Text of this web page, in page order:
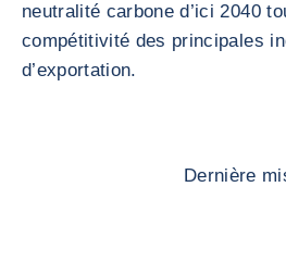
neutralité carbone d’ici 2040
compétitivité des principales
d’exportation.
Dernière